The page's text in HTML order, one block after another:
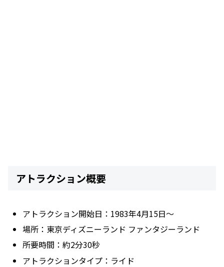
アトラクション概要
アトラクション開始日：1983年4月15日〜
場所：東京ディズニーランド ファンタジーランド
所要時間：約2分30秒
アトラクションタイプ：ライド